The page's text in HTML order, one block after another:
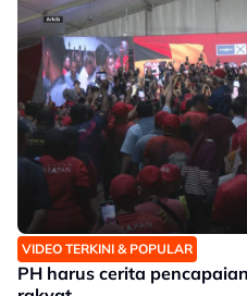
VIDEO TERKINI & POPULAR
PH harus cerita